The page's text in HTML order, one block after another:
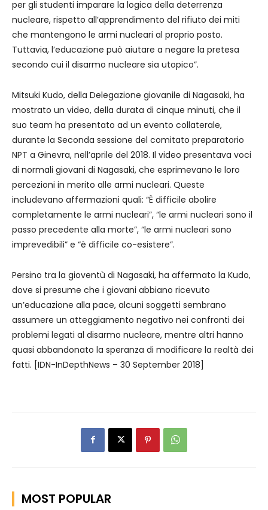
per gli studenti imparare la logica della deterrenza
nucleare, rispetto all’apprendimento del rifiuto dei miti
che mantengono le armi nucleari al proprio posto.
Tuttavia, l’educazione può aiutare a negare la pretesa
secondo cui il disarmo nucleare sia utopico”.
Mitsuki Kudo, della Delegazione giovanile di Nagasaki, ha
mostrato un video, della durata di cinque minuti, che il
suo team ha presentato ad un evento collaterale,
durante la Seconda sessione del comitato preparatorio
NPT a Ginevra, nell’aprile del 2018. Il video presentava voci
di normali giovani di Nagasaki, che esprimevano le loro
percezioni in merito alle armi nucleari. Queste
includevano affermazioni quali: “È difficile abolire
completamente le armi nucleari”, “le armi nucleari sono il
passo precedente alla morte”, “le armi nucleari sono
imprevedibili” e “è difficile co-esistere”.
Persino tra la gioventù di Nagasaki, ha affermato la Kudo,
dove si presume che i giovani abbiano ricevuto
un’educazione alla pace, alcuni soggetti sembrano
assumere un atteggiamento negativo nei confronti dei
problemi legati al disarmo nucleare, mentre altri hanno
quasi abbandonato la speranza di modificare la realtà dei
fatti. [IDN-InDepthNews – 30 September 2018]
MOST POPULAR